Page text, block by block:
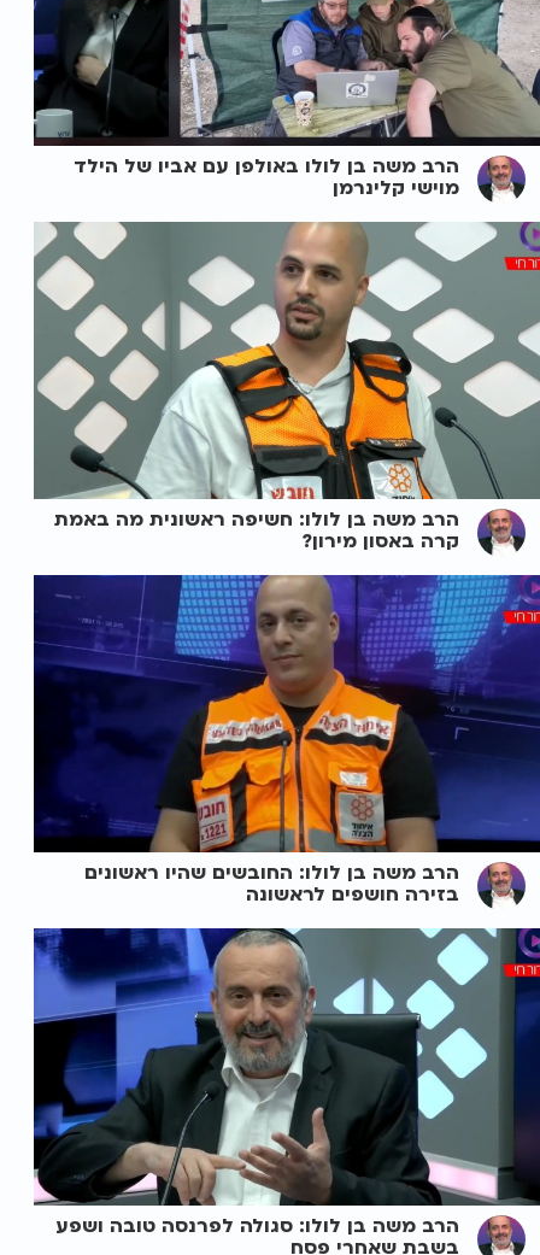
הרב משה בן לולו באולפן עם אביו של הילד
מוישי קלינרמן
הרב משה בן לולו: חשיפה ראשונית מה באמת
קרה באסון מירון?
הרב משה בן לולו: החובשים שהיו ראשונים
בזירה חושפים לראשונה
הרב משה בן לולו: סגולה לפרנסה טובה ושפע
בשבת שאחרי פסח